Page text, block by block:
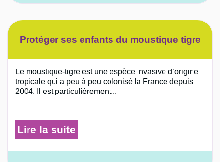
Protéger ses enfants du moustique tigre
Le moustique-tigre est une espèce invasive d’origine
tropicale qui a peu à peu colonisé la France depuis
2004. Il est particulièrement...
Lire la suite